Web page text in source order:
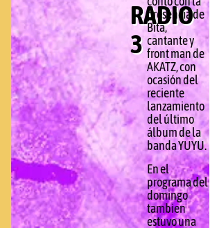
RADIO
3
presencia de
Bita,
cantante y
front man de
AKATZ, con
ocasión del
reciente
lanzamiento
del último
álbum de la
banda YUYU.
En el
programa del
domingo
tambien
estuvo una